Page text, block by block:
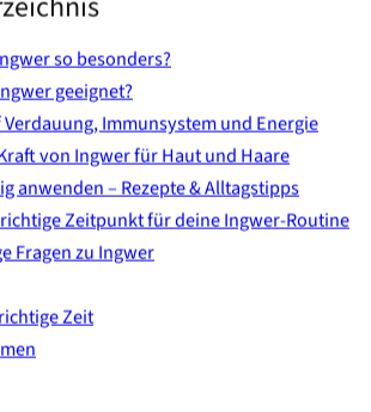
so besonders?
geeignet?
Immunsystem und Energie
von Ingwer für Haut und Haare
anwenden – Rezepte & Alltagstipps
Zeitpunkt für deine Ingwer-Routine
Fragen zu Ingwer
Zeit